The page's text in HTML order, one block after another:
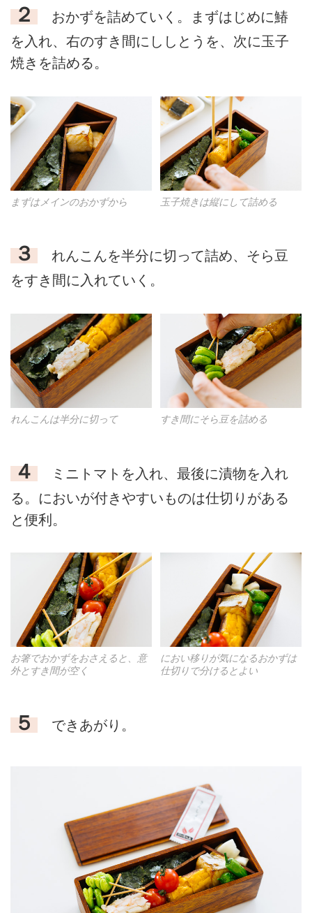
２
おかずを詰めていく。まずはじめに鰆
を入れ、右のすき間にししとうを、次に玉子
焼きを詰める。
まずはメインのおかずから 玉子焼きは縦にして詰める
３
れんこんを半分に切って詰め、そら豆
をすき間に入れていく。
れんこんは半分に切って すき間にそら豆を詰める
４
ミニトマトを入れ、最後に漬物を入れ
る。においが付きやすいものは仕切りがある
と便利。
お箸でおかずをおさえると、意
外とすき間が空く
におい移りが気になるおかずは
仕切りで分けるとよい
５ できあがり。